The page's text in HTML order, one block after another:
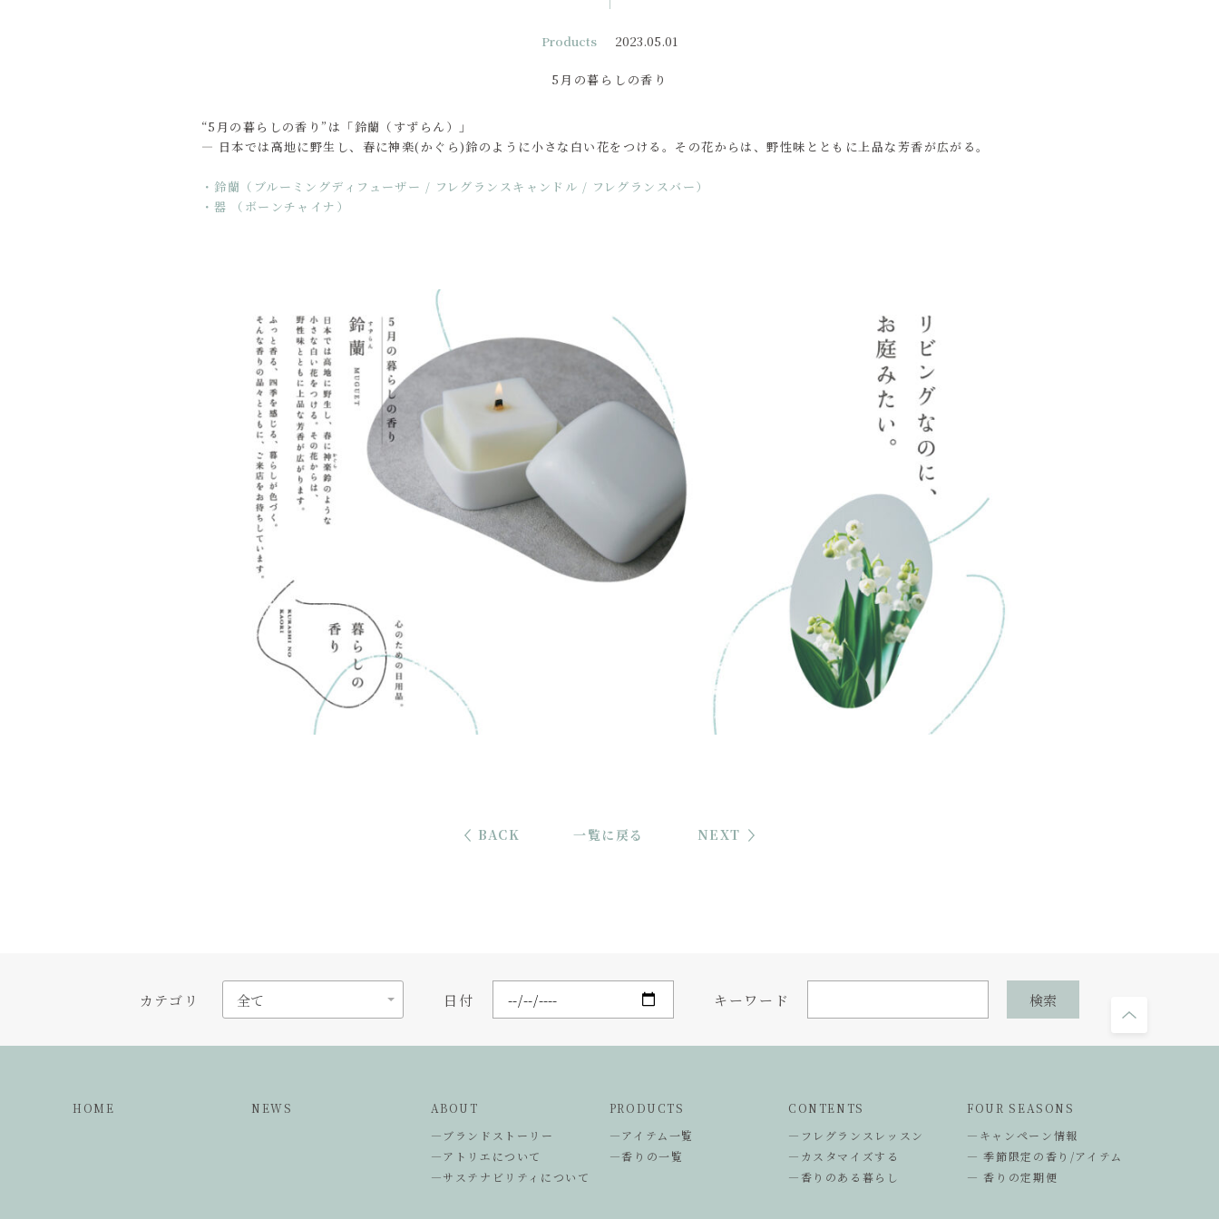
Products 2023.05.01
5月の暮らしの香り
“5月の暮らしの香り”は「鈴蘭（すずらん）」
― 日本では高地に野生し、春に神楽(かぐら)鈴のように小さな白い花をつける。その花からは、野性味とともに上品な芳香が広がる。
・鈴蘭（ブルーミングディフューザー / フレグランスキャンドル / フレグランスバー）
・器 （ボーンチャイナ）
BACK 一覧に戻る NEXT
カテゴリ 日付 キーワード
HOME NEWS
ABOUT
―ブランドストーリー
―アトリエについて
―サステナビリティについて
PRODUCTS
―アイテム一覧
―香りの一覧
CONTENTS
―フレグランスレッスン
―カスタマイズする
―香りのある暮らし
FOUR SEASONS
―キャンペーン情報
― 季節限定の香り/アイテム
― 香りの定期便